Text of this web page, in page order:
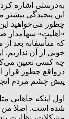
‌به‌درستی اشاره
این پیچیدگی
چطور می‌خواهید
«اهلیت» سهامدار
خوبی از آن نداریم.
چه کسی تعیین
درواقع چطور قرار
پیش چشم مردم
اول اینکه جاهایی
شده است. اصلا من